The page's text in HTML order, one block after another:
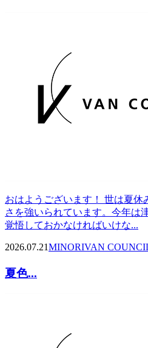
おはようございます！ 世は夏休
さを強いられています。今年は
覚悟しておかなければいけな...
2026.07.21MINORIVAN
夏色...